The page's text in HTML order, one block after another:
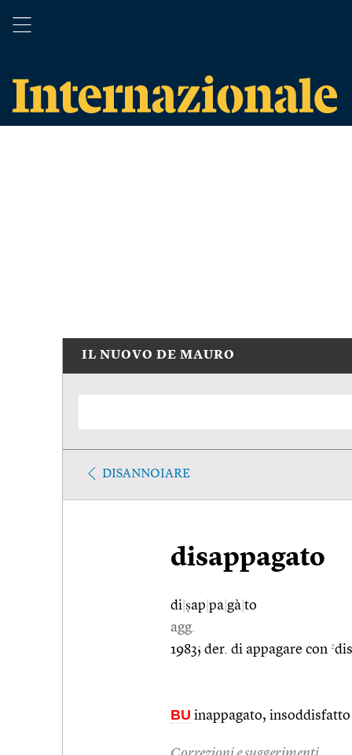
IL NUOVO DE MAURO
DISANNOIARE
disappagato
di ṣap pa gà to
agg.
1983; der. di appagare con 2
BU inappagato, insoddisfatto